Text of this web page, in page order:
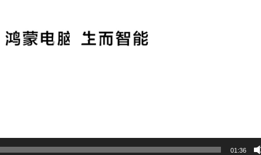
01:36